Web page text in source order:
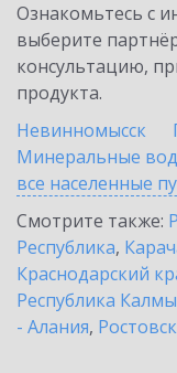
Ознакомьтесь с
выберите
консультацию,
продукта.
Невинномысск
Минеральные
все населенные
Смотрите также:
Республика,
Краснодарский
Республика
- Алания,